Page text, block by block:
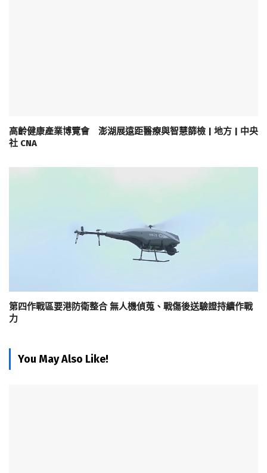
高齡健康產業博覽會 澎湖展遠距醫療與智慧篩檢 | 地方 | 中央
社 CNA
第四作戰區要港防衛整合 無人機偵蒐、戰傷後送驗證持續作戰
力
You May Also Like!